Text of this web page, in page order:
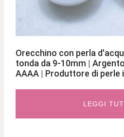
Orecchino con perla
tonda da 9-10mm |
AAAA | Produttore di perle
LEGGI